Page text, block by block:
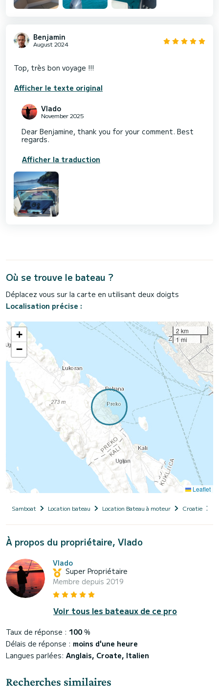
Benjamin
August 2024
Afficher le texte original
Vlado
November 2025
Dear Benjamine, thank you for your comment. Best
regards.
Afficher la traduction
Où se trouve le bateau ?
Déplacez vous sur la carte en utilisant deux doigts
Localisation précise :
+
−
2 km
1 mi
Leaflet
Samboat Location bateau Location Bateau à moteur Croatie
À propos du propriétaire, Vlado
Vlado
Super Propriétaire
Membre depuis 2019
Voir tous les bateaux de ce pro
Taux de réponse : 100 %
Délais de réponse : moins d'une heure
Langues parlées: Anglais, Croate, Italien
Recherches similaires